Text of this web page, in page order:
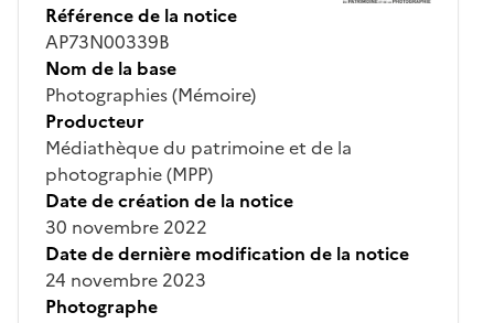
Référence de la notice
AP73N00339B
Nom de la base
Photographies (Mémoire)
Producteur
Médiathèque du patrimoine et de la
photographie (MPP)
Date de création de la notice
30 novembre 2022
Date de dernière modification de la notice
24 novembre 2023
Photographe